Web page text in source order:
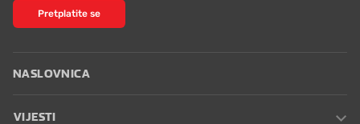
Pretplatite se
NASLOVNICA
VIJESTI